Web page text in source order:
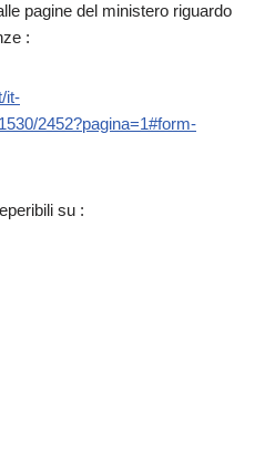
pagine del ministero riguardo
:
it-
2452?pagina=1#form-
su :